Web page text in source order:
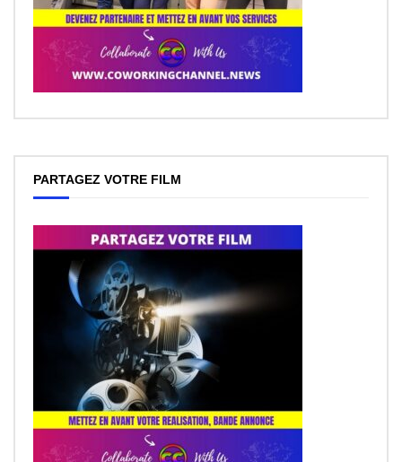
PARTAGEZ VOTRE FILM